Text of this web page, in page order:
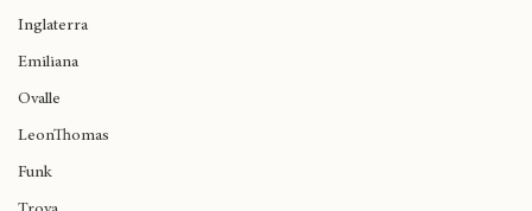
Birmingham
Inglaterra
Emiliana
Ovalle
LeonThomas
Funk